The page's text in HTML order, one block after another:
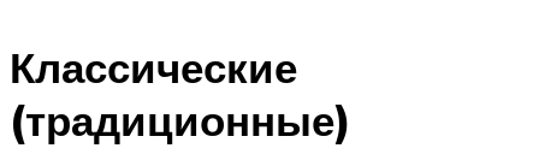
Классические
(традиционные)